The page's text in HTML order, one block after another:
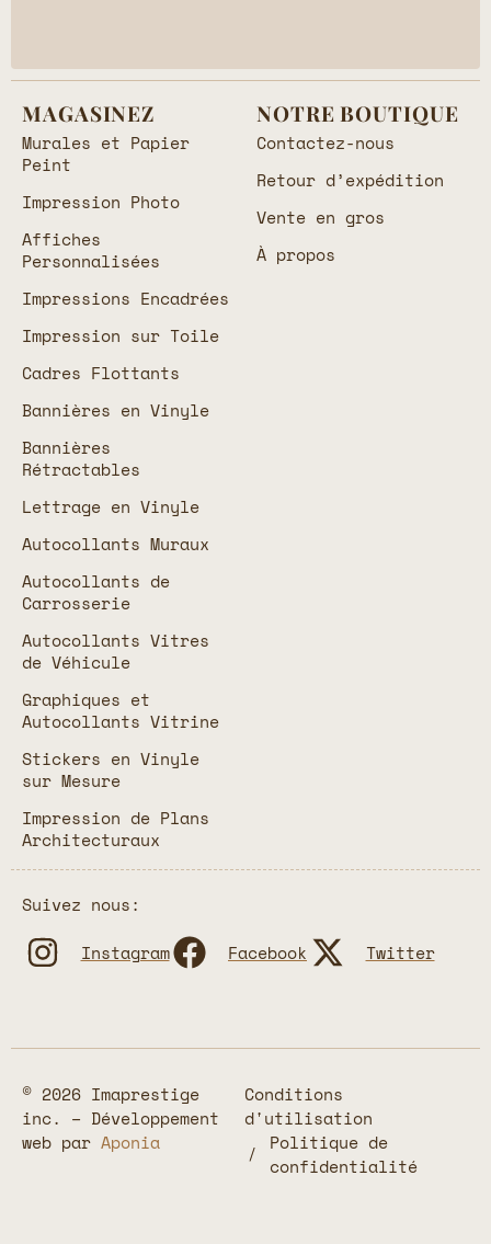
MAGASINEZ
Murales et Papier
Peint
Impression Photo
Affiches
Personnalisées
Impressions Encadrées
Impression sur Toile
Cadres Flottants
Bannières en Vinyle
Bannières
Rétractables
Lettrage en Vinyle
Autocollants Muraux
Autocollants de
Carrosserie
Autocollants Vitres
de Véhicule
Graphiques et
Autocollants Vitrine
Stickers en Vinyle
sur Mesure
Impression de Plans
Architecturaux
NOTRE BOUTIQUE
Contactez-nous
Retour d’expédition
Vente en gros
À propos
Suivez nous:
Instagram
Facebook Twitter
© 2026 Imaprestige
inc. – Développement
web par Aponia
Conditions
d'utilisation
Politique de
confidentialité